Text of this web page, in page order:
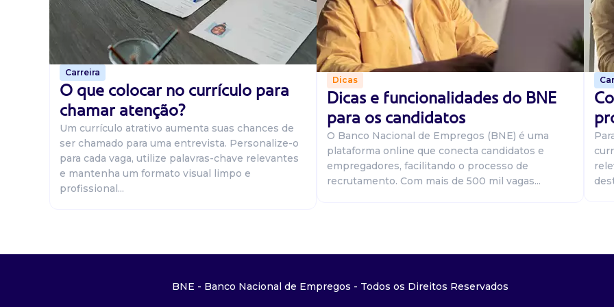
Carreira
O que colocar no currículo para
chamar atenção?
Um currículo atrativo aumenta suas chances de
ser chamado para uma entrevista. Personalize-o
para cada vaga, utilize palavras-chave relevantes
e mantenha um formato visual limpo e
profissional...
Dicas
Dicas e funcionalidades do BNE
para os candidatos
O Banco Nacional de Empregos (BNE) é uma
plataforma online que conecta candidatos e
empregadores, facilitando o processo de
recrutamento. Com mais de 500 mil vagas...
BNE - Banco Nacional de Empregos - Todos os Direitos Reservados